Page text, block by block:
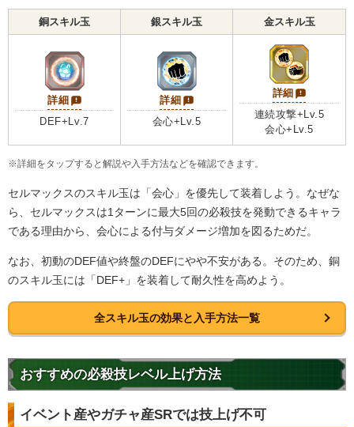
銅スキル玉 銀スキル玉 金スキル玉
詳細
DEF+Lv.7
詳細
会心+Lv.5
詳細
連続攻撃+Lv.5
会心+Lv.5
※詳細をタップすると解説や入手方法などを確認できます。
セルマックスのスキル玉は「会心」を優先して装着しよう。なぜな
ら、セルマックスは1ターンに最大5回の必殺技を発動できるキャラ
である理由から、会心による付与ダメージ増加を図るためだ。
なお、初動のDEF値や終盤のDEFにやや不安がある。そのため、銅
のスキル玉には「DEF+」を装着して耐久性を高めよう。
全スキル玉の効果と入手方法一覧
おすすめの必殺技レベル上げ方法
イベント産やガチャ産SRでは技上げ不可